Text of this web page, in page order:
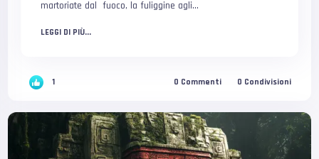
martoriate dal fuoco, la fuliggine agli...
LEGGI DI PIÙ...
1 0 Commenti 0 Condivisioni